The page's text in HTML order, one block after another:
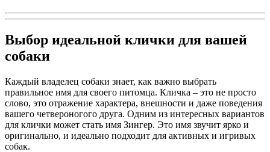
Выбор идеальной клички для вашей
собаки
Каждый владелец собаки знает, как важно выбрать
правильное имя для своего питомца. Кличка – это не просто
слово, это отражение характера, внешности и даже поведения
вашего четвероногого друга. Одним из интересных вариантов
для клички может стать имя Зингер. Это имя звучит ярко и
оригинально, и идеально подходит для активных и игривых
собак.